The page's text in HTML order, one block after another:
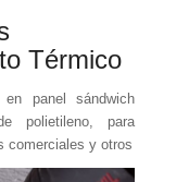
Térmico
panel sándwich
polietileno, para
comerciales y otros